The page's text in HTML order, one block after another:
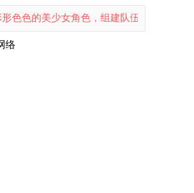
女角色，组建队伍与敌人交锋。战斗
络